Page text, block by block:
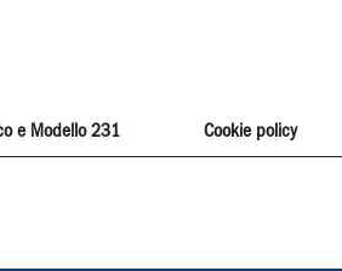
e Modello 231 Cookie policy